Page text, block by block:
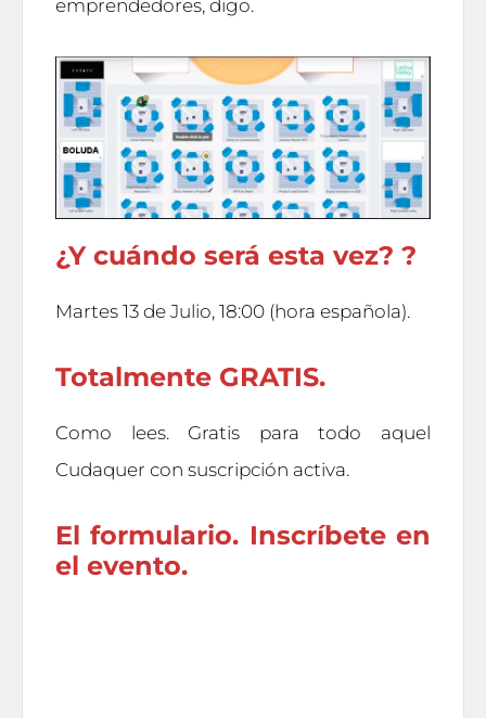
emprendedores, digo.
¿Y cuándo será esta vez? ?
Martes 13 de Julio, 18:00 (hora española).
Totalmente GRATIS.
Como lees. Gratis para todo aquel
Cudaquer con suscripción activa.
El formulario. Inscríbete en
el evento.